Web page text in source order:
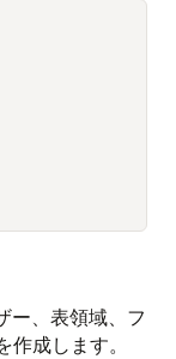
ー、表領域、フ
成します。